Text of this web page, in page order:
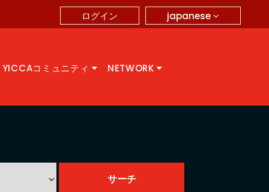
japanese
ログイン
YICCAコミュニティ NETWORK